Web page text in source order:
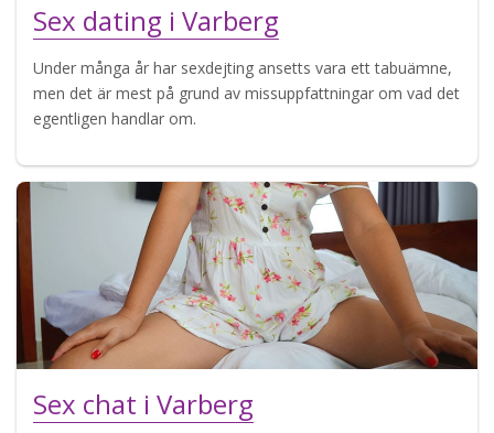
Sex dating i Varberg
Under många år har sexdejting ansetts vara ett tabuämne,
men det är mest på grund av missuppfattningar om vad det
egentligen handlar om.
Sex chat i Varberg